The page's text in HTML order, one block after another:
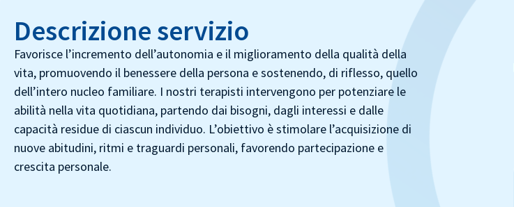
Descrizione servizio
Favorisce l’incremento dell’autonomia e il miglioramento della qualità della
vita, promuovendo il benessere della persona e sostenendo, di riflesso, quello
dell’intero nucleo familiare. I nostri terapisti intervengono per potenziare le
abilità nella vita quotidiana, partendo dai bisogni, dagli interessi e dalle
capacità residue di ciascun individuo. L’obiettivo è stimolare l’acquisizione di
nuove abitudini, ritmi e traguardi personali, favorendo partecipazione e
crescita personale.